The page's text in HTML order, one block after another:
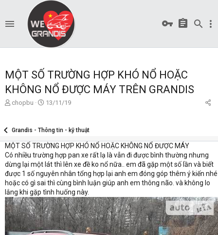
MỘT SỐ TRƯỜNG HỢP KHÓ NỔ HOẶC
KHÔNG NỔ ĐƯỢC MÁY TRÊN GRANDIS
T
b
i
chopbu
S
r
d
a
t
e
13/11/19
Grandis - Thông tin - kỹ thuật
MỘT SỐ TRƯỜNG HỢP KHÓ NỔ HOẶC KHÔNG NỔ ĐƯỢC MÁY
Có nhiều trường hợp pan xe rất lạ là vẫn đi được bình thường nhưng
dừng lại một lát thì lên xe đề ko nổ nữa.. em đã gặp một số lần và biết
được 1 số nguyên nhân tổng hợp lại anh em đóng góp thêm ý kiến nhé
hoặc có gì sai thì cùng bình luận giúp anh em thông não. và không lo
lắng khi gặp tình huống này.